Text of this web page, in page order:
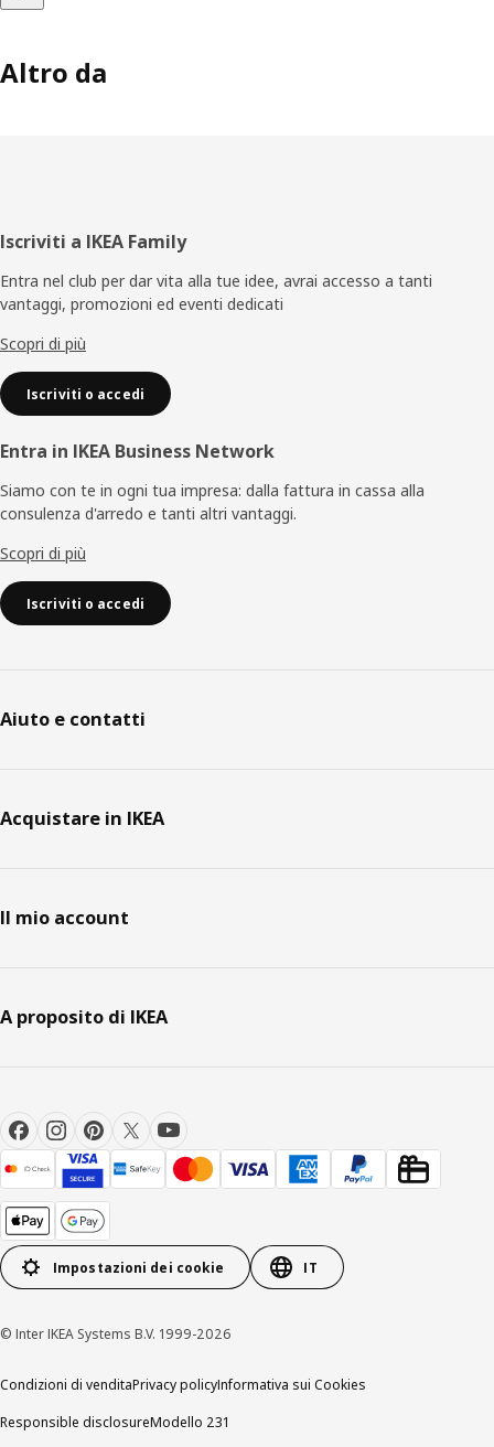
aspirazione dei ventilatori. Le dimensioni della stanza sono
Altro da
Piè
di
pagina
Iscriviti a IKEA Family
Entra nel club per dar vita alla tue idee, avrai accesso a tanti
vantaggi, promozioni ed eventi dedicati
Scopri di più
Iscriviti o accedi
Entra in IKEA Business Network
Siamo con te in ogni tua impresa: dalla fattura in cassa alla
consulenza d'arredo e tanti altri vantaggi.
Scopri di più
Iscriviti o accedi
Aiuto e contatti
Acquistare in IKEA
Il mio account
A proposito di IKEA
Impostazioni dei cookie IT
© Inter IKEA Systems B.V. 1999-2026
Condizioni di venditaPrivacy policyInformativa sui Cookies
Responsible disclosureModello 231